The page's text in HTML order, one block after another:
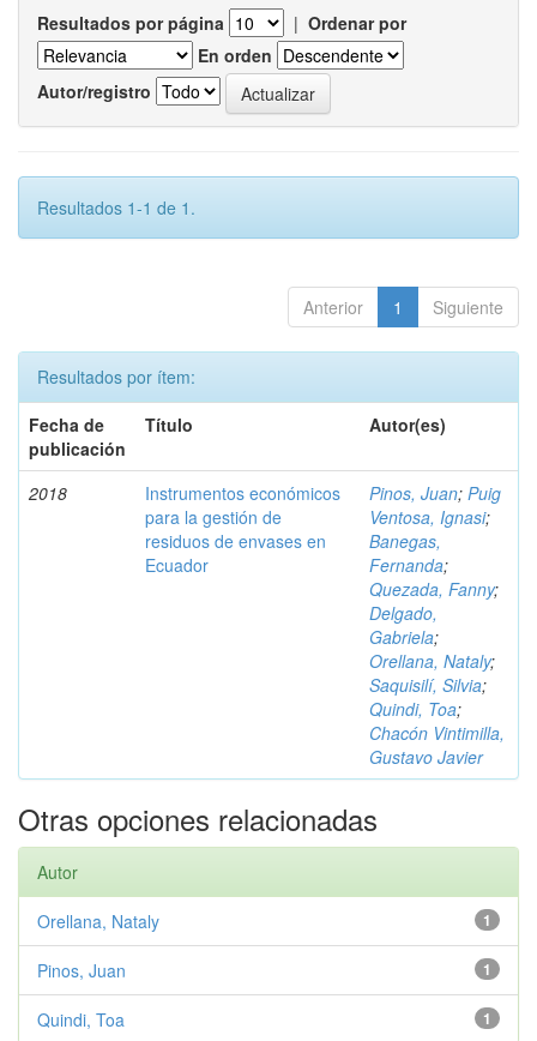
Resultados por página | Ordenar por
En orden
Autor/registro
Resultados 1-1 de 1.
Anterior 1 Siguiente
Resultados por ítem:
Fecha de
publicación
Título Autor(es)
2018
Instrumentos económicos
para la gestión de
residuos de envases en
Ecuador
Pinos, Juan; Puig
Ventosa, Ignasi;
Banegas,
Fernanda;
Quezada, Fanny;
Delgado,
Gabriela;
Orellana, Nataly;
Saquisilí, Silvia;
Quindi, Toa;
Chacón Vintimilla,
Gustavo Javier
Otras opciones relacionadas
Autor
1
Orellana, Nataly
1
Pinos, Juan
1
Quindi, Toa